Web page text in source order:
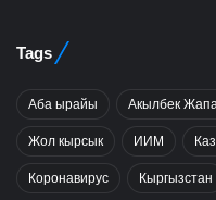
Tags
Аба ырайы Акылбек
Жол кырсык ИИМ
Коронавирус Кыргызстан